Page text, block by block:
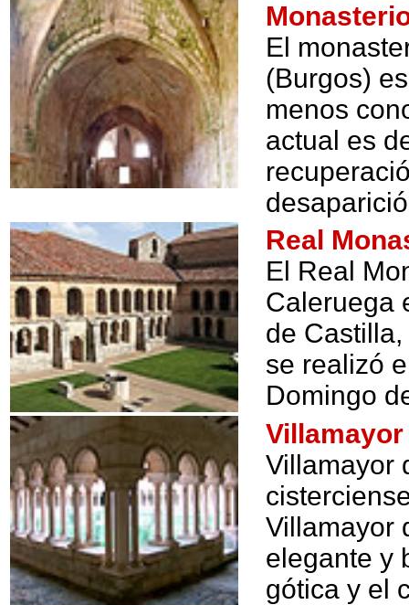
El
(Burgos)
menos
actual es
Real
El Real
Caleruega
de
se realizó
Domingo
Villamayor
Villamayor
elegante y
gótica y el